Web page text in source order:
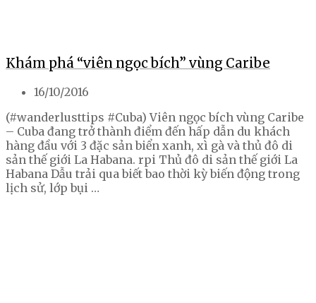
Khám phá “viên ngọc bích” vùng Caribe
16/10/2016
(#wanderlusttips #Cuba) Viên ngọc bích vùng Caribe
– Cuba đang trở thành điểm đến hấp dẫn du khách
hàng đầu với 3 đặc sản biển xanh, xì gà và thủ đô di
sản thế giới La Habana. rpi Thủ đô di sản thế giới La
Habana Dẫu trải qua biết bao thời kỳ biến động trong
lịch sử, lớp bụi …